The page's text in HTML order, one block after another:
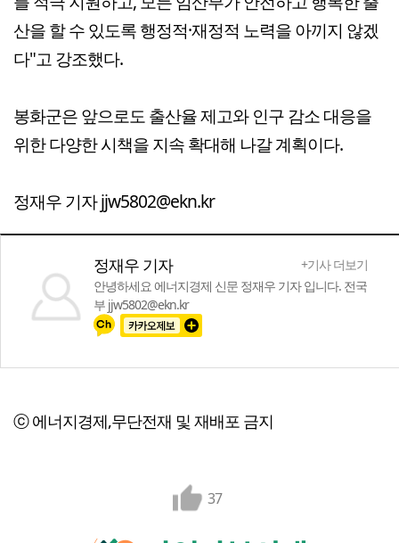
산을 할 수 있도록 행정적·재정적 노력을 아끼지 않겠
다"고 강조했다.
봉화군은 앞으로도 출산율 제고와 인구 감소 대응을
위한 다양한 시책을 지속 확대해 나갈 계획이다.
정재우 기자 jjw5802@ekn.kr
정재우 기자
+기사 더보기
안녕하세요 에너지경제 신문 정재우 기자 입니다. 전국
부 jjw5802@ekn.kr
ⓒ 에너지경제,무단전재 및 재배포 금지
37